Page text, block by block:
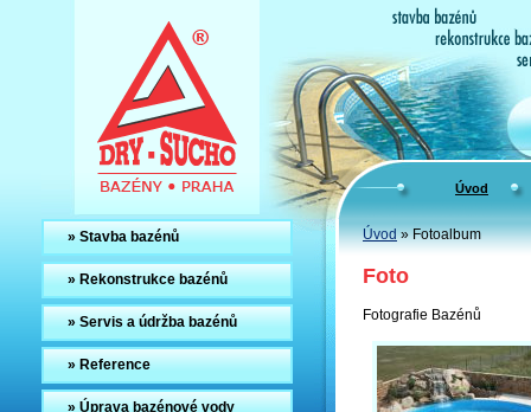
bazény Praha
stavba
bazénů
bazénů
Úvod
Úvod» Fotoalbum
Foto
Fotografie Bazénů
» Stavba bazénů
» Rekonstrukce bazénů
» Servis a údržba bazénů
» Reference
» Úprava bazénové vody